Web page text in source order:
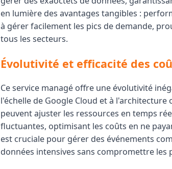
en lumière des avantages tangibles :
à gérer facilement les pics de demande,
tous les secteurs.
Évolutivité et efficacité des
Ce service managé offre une évolutivité
l'échelle de Google Cloud et à l'architecture
peuvent ajuster les ressources en temps
fluctuantes, optimisant les coûts en ne
est cruciale pour gérer des événements
données intensives sans compromettre les